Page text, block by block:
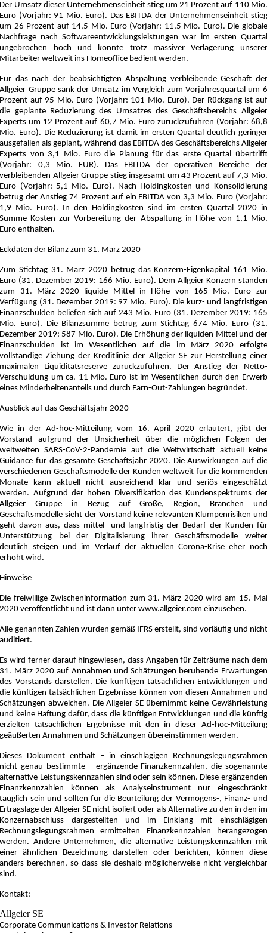
Der Umsatz dieser Unternehmenseinheit stieg um 21 Prozent auf 110 Mio.
Euro (Vorjahr: 91 Mio. Euro). Das EBITDA der Unternehmenseinheit stieg
um 26 Prozent auf 14,5 Mio. Euro (Vorjahr: 11,5 Mio. Euro). Die globale
Nachfrage nach Softwareentwicklungsleistungen war im ersten Quartal
ungebrochen hoch und konnte trotz massiver Verlagerung unserer
Mitarbeiter weltweit ins Homeoffice bedient werden.
Für das nach der beabsichtigten Abspaltung verbleibende Geschäft der
Allgeier Gruppe sank der Umsatz im Vergleich zum Vorjahresquartal um 6
Prozent auf 95 Mio. Euro (Vorjahr: 101 Mio. Euro). Der Rückgang ist auf
die geplante Reduzierung des Umsatzes des Geschäftsbereichs Allgeier
Experts um 12 Prozent auf 60,7 Mio. Euro zurückzuführen (Vorjahr: 68,8
Mio. Euro). Die Reduzierung ist damit im ersten Quartal deutlich geringer
ausgefallen als geplant, während das EBITDA des Geschäftsbereichs Allgeier
Experts von 3,1 Mio. Euro die Planung für das erste Quartal übertrifft
(Vorjahr: 0,3 Mio. EUR). Das EBITDA der operativen Bereiche der
verbleibenden Allgeier Gruppe stieg insgesamt um 43 Prozent auf 7,3 Mio.
Euro (Vorjahr: 5,1 Mio. Euro). Nach Holdingkosten und Konsolidierung
betrug der Anstieg 74 Prozent auf ein EBITDA von 3,3 Mio. Euro (Vorjahr:
1,9 Mio. Euro). In den Holdingkosten sind im ersten Quartal 2020 in
Summe Kosten zur Vorbereitung der Abspaltung in Höhe von 1,1 Mio.
Euro enthalten.
Eckdaten der Bilanz zum 31. März 2020
Zum Stichtag 31. März 2020 betrug das Konzern-Eigenkapital 161 Mio.
Euro (31. Dezember 2019: 166 Mio. Euro). Dem Allgeier Konzern standen
zum 31. März 2020 liquide Mittel in Höhe von 165 Mio. Euro zur
Verfügung (31. Dezember 2019: 97 Mio. Euro). Die kurz- und langfristigen
Finanzschulden beliefen sich auf 243 Mio. Euro (31. Dezember 2019: 165
Mio. Euro). Die Bilanzsumme betrug zum Stichtag 674 Mio. Euro (31.
Dezember 2019: 587 Mio. Euro). Die Erhöhung der liquiden Mittel und der
Finanzschulden ist im Wesentlichen auf die im März 2020 erfolgte
vollständige Ziehung der Kreditlinie der Allgeier SE zur Herstellung einer
maximalen Liquiditätsreserve zurückzuführen. Der Anstieg der Netto-
Verschuldung um ca. 11 Mio. Euro ist im Wesentlichen durch den Erwerb
eines Minderheitenanteils und durch Earn-Out-Zahlungen begründet.
Ausblick auf das Geschäftsjahr 2020
Wie in der Ad-hoc-Mitteilung vom 16. April 2020 erläutert, gibt der
Vorstand aufgrund der Unsicherheit über die möglichen Folgen der
weltweiten SARS-CoV-2-Pandemie auf die Weltwirtschaft aktuell keine
Guidance für das gesamte Geschäftsjahr 2020. Die Auswirkungen auf die
verschiedenen Geschäftsmodelle der Kunden weltweit für die kommenden
Monate kann aktuell nicht ausreichend klar und seriös eingeschätzt
werden. Aufgrund der hohen Diversifikation des Kundenspektrums der
Allgeier Gruppe in Bezug auf Größe, Region, Branchen und
Geschäftsmodelle sieht der Vorstand keine relevanten Klumpenrisiken und
geht davon aus, dass mittel- und langfristig der Bedarf der Kunden für
Unterstützung bei der Digitalisierung ihrer Geschäftsmodelle weiter
deutlich steigen und im Verlauf der aktuellen Corona-Krise eher noch
erhöht wird.
Hinweise
Die freiwillige Zwischeninformation zum 31. März 2020 wird am 15. Mai
2020 veröffentlicht und ist dann unter www.allgeier.com einzusehen.
Alle genannten Zahlen wurden gemäß IFRS erstellt, sind vorläufig und nicht
auditiert.
Es wird ferner darauf hingewiesen, dass Angaben für Zeiträume nach dem
31. März 2020 auf Annahmen und Schätzungen beruhende Erwartungen
des Vorstands darstellen. Die künftigen tatsächlichen Entwicklungen und
die künftigen tatsächlichen Ergebnisse können von diesen Annahmen und
Schätzungen abweichen. Die Allgeier SE übernimmt keine Gewährleistung
und keine Haftung dafür, dass die künftigen Entwicklungen und die künftig
erzielten tatsächlichen Ergebnisse mit den in dieser Ad-hoc-Mitteilung
geäußerten Annahmen und Schätzungen übereinstimmen werden.
Dieses Dokument enthält – in einschlägigen Rechnungslegungsrahmen
nicht genau bestimmte – ergänzende Finanzkennzahlen, die sogenannte
alternative Leistungskennzahlen sind oder sein können. Diese ergänzenden
Finanzkennzahlen können als Analyseinstrument nur eingeschränkt
tauglich sein und sollten für die Beurteilung der Vermögens-, Finanz- und
Ertragslage der Allgeier SE nicht isoliert oder als Alternative zu den in den im
Konzernabschluss dargestellten und im Einklang mit einschlägigen
Rechnungslegungsrahmen ermittelten Finanzkennzahlen herangezogen
werden. Andere Unternehmen, die alternative Leistungskennzahlen mit
einer ähnlichen Bezeichnung darstellen oder berichten, können diese
anders berechnen, so dass sie deshalb möglicherweise nicht vergleichbar
sind.
Kontakt:
Allgeier SE
Corporate Communications & Investor Relations